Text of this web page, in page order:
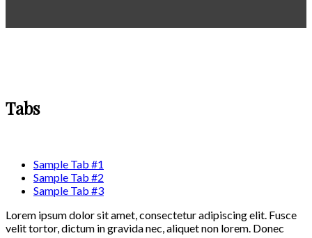
Tabs
Sample Tab #1
Sample Tab #2
Sample Tab #3
Lorem ipsum dolor sit amet, consectetur adipiscing elit. Fusce
velit tortor, dictum in gravida nec, aliquet non lorem. Donec